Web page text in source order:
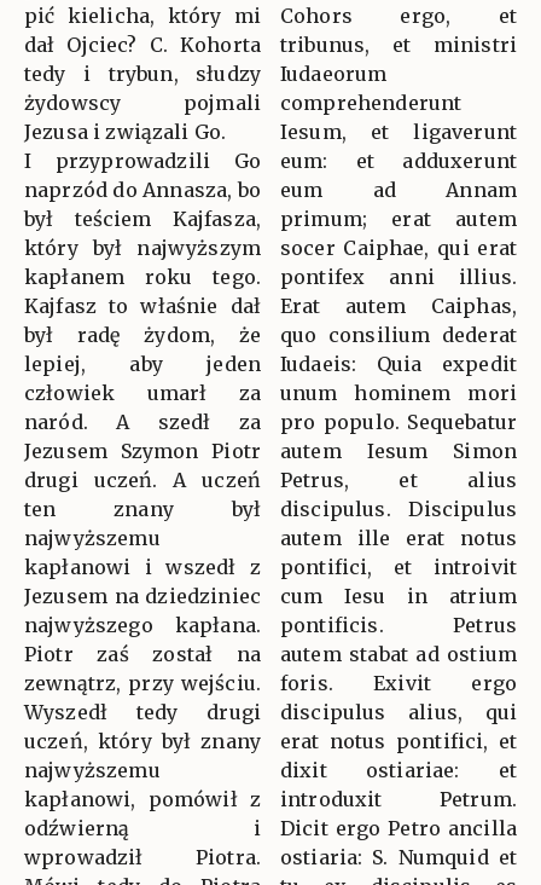
pić kielicha, który mi
dał Ojciec? C. Kohorta
tedy i trybun, słudzy
żydowscy pojmali
Jezusa i związali Go.
I przyprowadzili Go
naprzód do Annasza, bo
był teściem Kajfasza,
który był najwyższym
kapłanem roku tego.
Kajfasz to właśnie dał
był radę żydom, że
lepiej, aby jeden
człowiek umarł za
naród. A szedł za
Jezusem Szymon Piotr
drugi uczeń. A uczeń
ten znany był
najwyższemu
kapłanowi i wszedł z
Jezusem na dziedziniec
najwyższego kapłana.
Piotr zaś został na
zewnątrz, przy wejściu.
Wyszedł tedy drugi
uczeń, który był znany
najwyższemu
kapłanowi, pomówił z
odźwierną i
wprowadził Piotra.
Cohors ergo, et
tribunus, et ministri
Iudaeorum
comprehenderunt
Iesum, et ligaverunt
eum: et adduxerunt
eum ad Annam
primum; erat autem
socer Caiphae, qui erat
pontifex anni illius.
Erat autem Caiphas,
quo consilium dederat
Iudaeis: Quia expedit
unum hominem mori
pro populo. Sequebatur
autem Iesum Simon
Petrus, et alius
discipulus. Discipulus
autem ille erat notus
pontifici, et introivit
cum Iesu in atrium
pontificis. Petrus
autem stabat ad ostium
foris. Exivit ergo
discipulus alius, qui
erat notus pontifici, et
dixit ostiariae: et
introduxit Petrum.
Dicit ergo Petro ancilla
ostiaria: S. Numquid et